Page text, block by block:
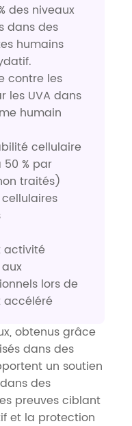
des niveaux
dans des
humains
contre les
les UVA dans
humain
cellulaire
% par
traités)
activité
lors de
accéléré
obtenus grâce
dans des
un soutien
des
preuves ciblant
et la protection